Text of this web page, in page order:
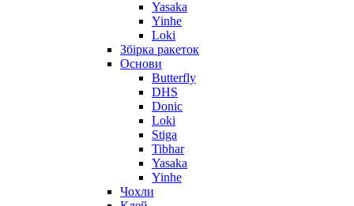
Yasaka
Yinhe
Loki
Збірка ракеток
Основи
Butterfly
DHS
Donic
Loki
Stiga
Tibhar
Yasaka
Yinhe
Чохли